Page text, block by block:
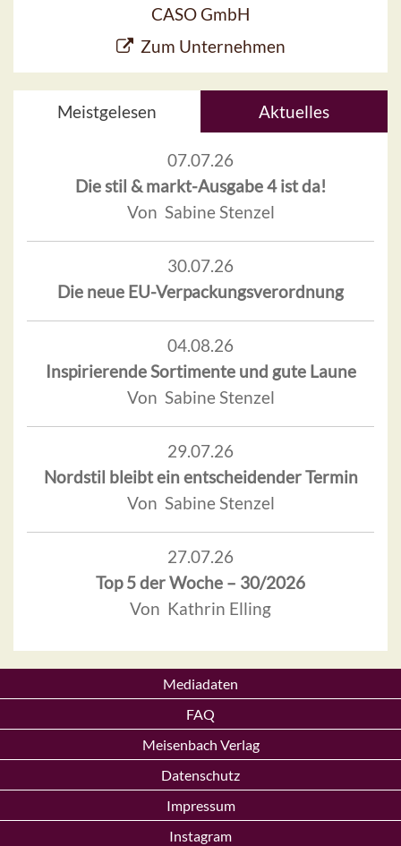
CASO GmbH
Zum Unternehmen
Meistgelesen Aktuelles
07.07.26
Die stil & markt-Ausgabe 4 ist da!
Von Sabine Stenzel
30.07.26
Die neue EU-Verpackungsverordnung
04.08.26
Inspirierende Sortimente und gute Laune
Von Sabine Stenzel
29.07.26
Nordstil bleibt ein entscheidender Termin
Von Sabine Stenzel
27.07.26
Top 5 der Woche – 30/2026
Von Kathrin Elling
Mediadaten
FAQ
Meisenbach Verlag
Datenschutz
Impressum
Instagram